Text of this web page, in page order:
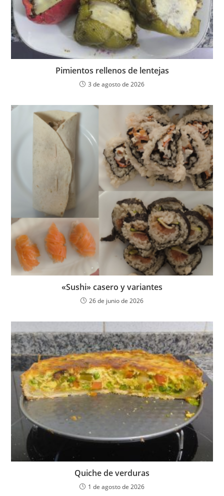
Pimientos rellenos de lentejas
3 de agosto de 2026
«Sushi» casero y variantes
26 de junio de 2026
Quiche de verduras
1 de agosto de 2026